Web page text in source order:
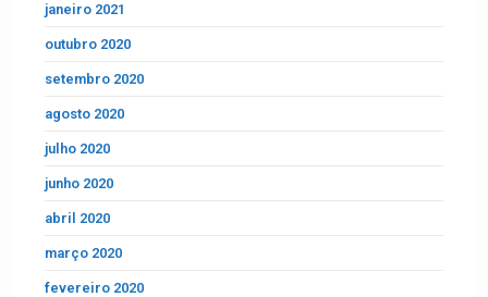
janeiro 2021
outubro 2020
setembro 2020
agosto 2020
julho 2020
junho 2020
abril 2020
março 2020
fevereiro 2020